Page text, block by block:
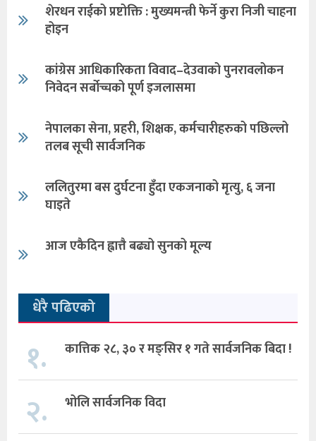
शेरधन राईको प्रष्टोक्ति : मुख्यमन्त्री फेर्ने कुरा निजी चाहना
होइन
कांग्रेस आधिकारिकता विवाद–देउवाको पुनरावलोकन
निवेदन सर्बोच्चको पूर्ण इजलासमा
नेपालका सेना, प्रहरी, शिक्षक, कर्मचारीहरुको पछिल्लो
तलब सूची सार्वजनिक
ललितुरमा बस दुर्घटना हुँदा एकजनाको मृत्यु, ६ जना
घाइते
आज एकैदिन ह्वात्तै बढ्यो सुनको मूल्य
धेरै पढिएको
१. कात्तिक २८, ३० र मङ्सिर १ गते सार्वजनिक बिदा !
२. भोलि सार्वजनिक विदा